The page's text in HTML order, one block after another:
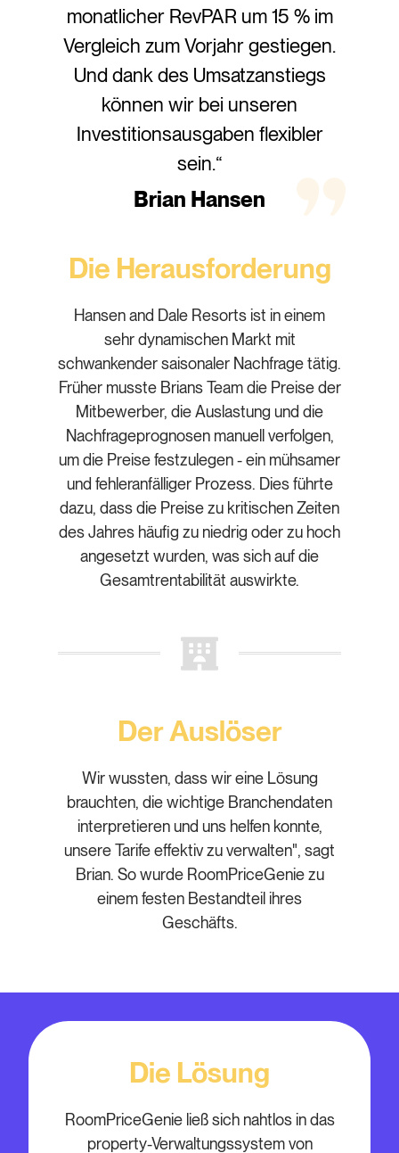
monatlicher RevPAR um 15 % im
Vergleich zum Vorjahr gestiegen.
Und dank des Umsatzanstiegs
können wir bei unseren
Investitionsausgaben flexibler
sein.“
Brian Hansen
Die Herausforderung
Hansen and Dale Resorts ist in einem
sehr dynamischen Markt mit
schwankender saisonaler Nachfrage tätig.
Früher musste Brians Team die Preise der
Mitbewerber, die Auslastung und die
Nachfrageprognosen manuell verfolgen,
um die Preise festzulegen - ein mühsamer
und fehleranfälliger Prozess. Dies führte
dazu, dass die Preise zu kritischen Zeiten
des Jahres häufig zu niedrig oder zu hoch
angesetzt wurden, was sich auf die
Gesamtrentabilität auswirkte.
Der Auslöser
Wir wussten, dass wir eine Lösung
brauchten, die wichtige Branchendaten
interpretieren und uns helfen konnte,
unsere Tarife effektiv zu verwalten", sagt
Brian. So wurde RoomPriceGenie zu
einem festen Bestandteil ihres
Geschäfts.
Die Lösung
RoomPriceGenie ließ sich nahtlos in das
property-Verwaltungssystem von